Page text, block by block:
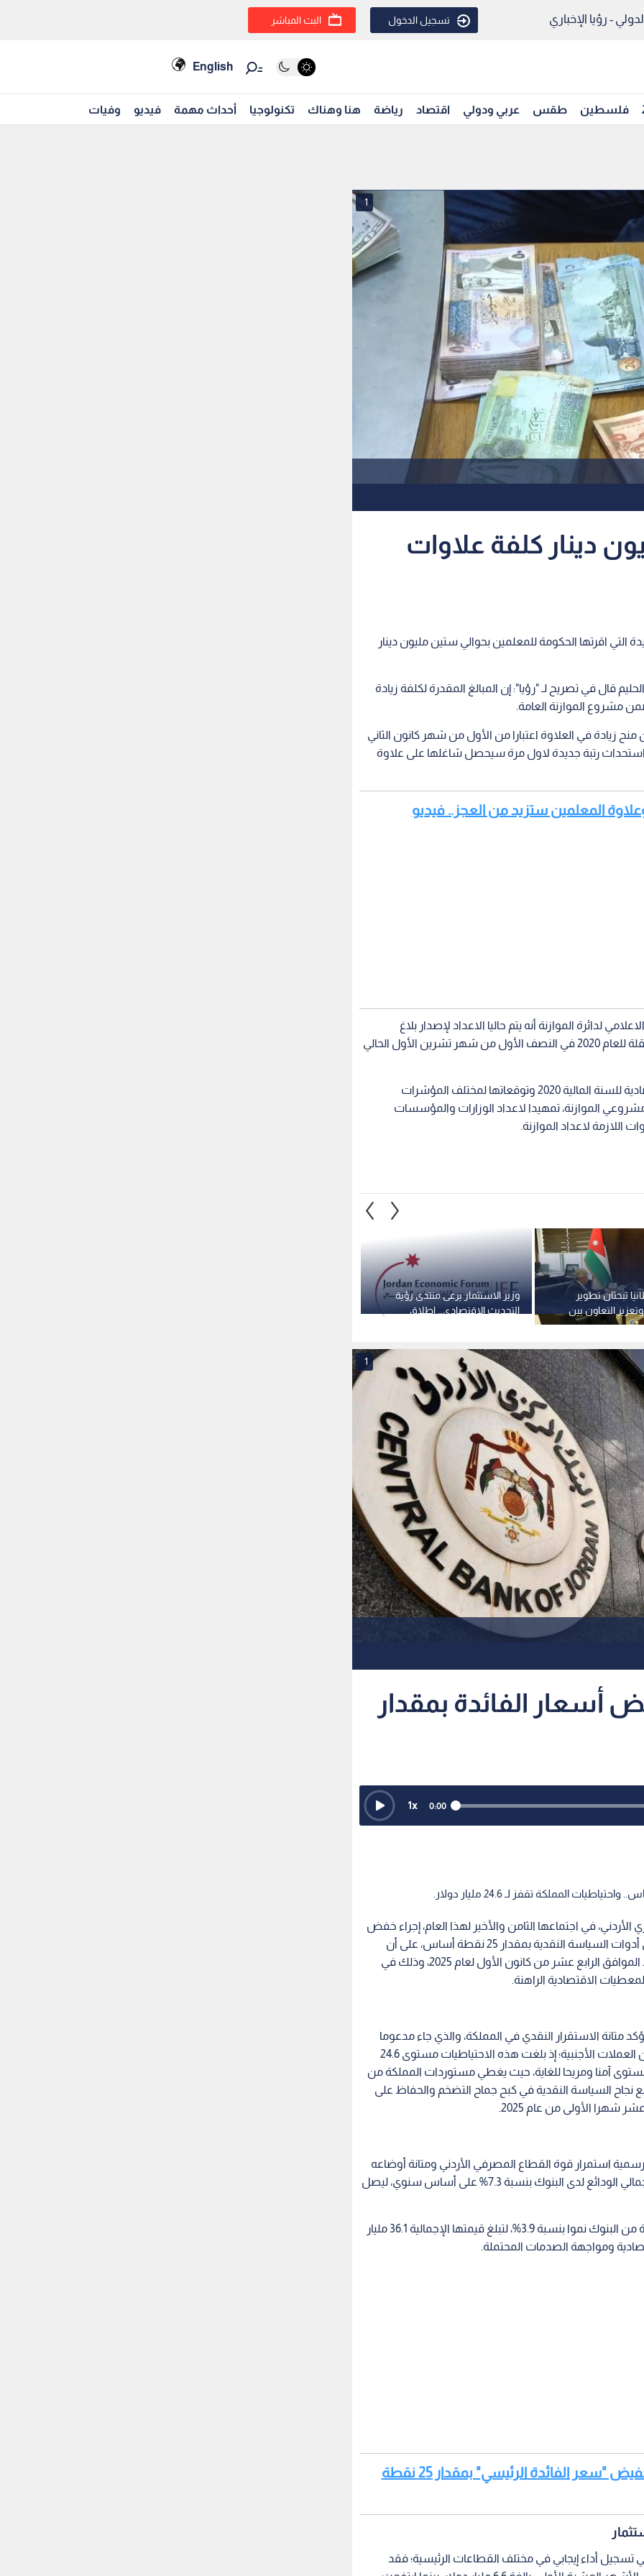
- رؤيا الإخباري تسجيل الدخول البث المباشر
English
فلسطين طقس عربي ودولي اقتصاد رياضة هنا وهناك تكنولوجيا أحداث مهمة فيديو وفيات
1
لـ"رؤيا": 60 مليون دينار كلفة علاوات
التي اقرتها الحكومة للمعلمين بحوالي ستين مليون دينار
قال في تصريح لـ "رؤيا": إن المبالغ المقدرة لكلفة زيادة
مشروع الموازنة العامة.
زيادة في العلاوة اعتبارا من الأول من شهر كانون الثاني
بنسبة تتراوح ما بين 33% الى 35% مع استحداث رتبة جديدة لاول مرة سيحصل شاغلها على علاوة
المعلمين ستزيد من العجز.. فيديو
لدائرة الموازنة أنه يتم حاليا الاعداد لإصدار بلاغ
مشروعي الموازنة العامة والوحدات الحكومية المستقلة للعام 2020 في النصف الأول من شهر تشرين الأول الحالي
ويتضمن بلاغ الموازنة تحديد اتجاهات الحكومة الاقتصادية للسنة المالية 2020 وتوقعاتها لمختلف المؤشرات
الموازنة، تمهيدا لاعداد الوزارات والمؤسسات
اللازمة لاعداد الموازنة.
وزير الاستثمار يرعى منتدى رؤية
التحديث الاقتصادي… إطلاق
تبحثان تطوير
التعاون بين
1
أسعار الفائدة بمقدار
0:00
1x
في اجتماعها الثامن والأخير لهذا العام، إجراء خفض
على "سعر الفائدة الرئيسي" وكافة أسعار الفائدة على أدوات السياسة النقدية بمقدار 25 نقطة أساس، على أن
يدخل هذا القرار حيز التنفيذ اعتبارا من صباح يوم الأحد الموافق الرابع عشر من كانون الأول لعام 2025، وذلك في
الاقتصادية الراهنة.
متانة الاستقرار النقدي في المملكة، والذي جاء مدعوما
بارتفاع ملموس في حجم احتياطيات البنك المركزي من العملات الأجنبية؛ إذ بلغت هذه الاحتياطيات مستوى 24.6
تشرين الثاني 2025. ويعد هذا المستوى آمنا ومريحا للغاية، حيث يغطي مستوردات المملكة من
إلى 8.8 أشهر، بالتزامن مع نجاح السياسة النقدية في كبح جماح التضخم والحفاظ على
استمرار قوة القطاع المصرفي الأردني ومتانة أوضاعه
المالية، مدعوما بمستويات سيولة عالية؛ حيث ارتفع إجمالي الودائع لدى البنوك بنسبة 7.3% على أساس سنوي، ليصل
وفي المقابل، شهدت التسهيلات الائتمانية الممنوحة من البنوك نموا بنسبة 3.9%، لتبلغ قيمتها الإجمالية 36.1 مليار
ومواجهة الصدمات المحتملة.
اقرأ أيضا: البنك المركزي الأردني يقرر تخفيض "سعر الفائدة الرئيسي" بمقدار 25 نقطة
تسجيل أداء إيجابي في مختلف القطاعات الرئيسية؛ فقد